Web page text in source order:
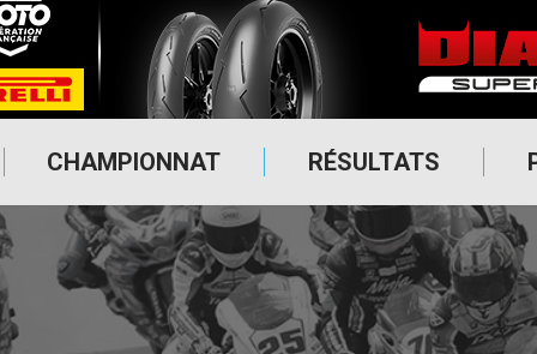
CHAMPIONNAT RÉSULTATS